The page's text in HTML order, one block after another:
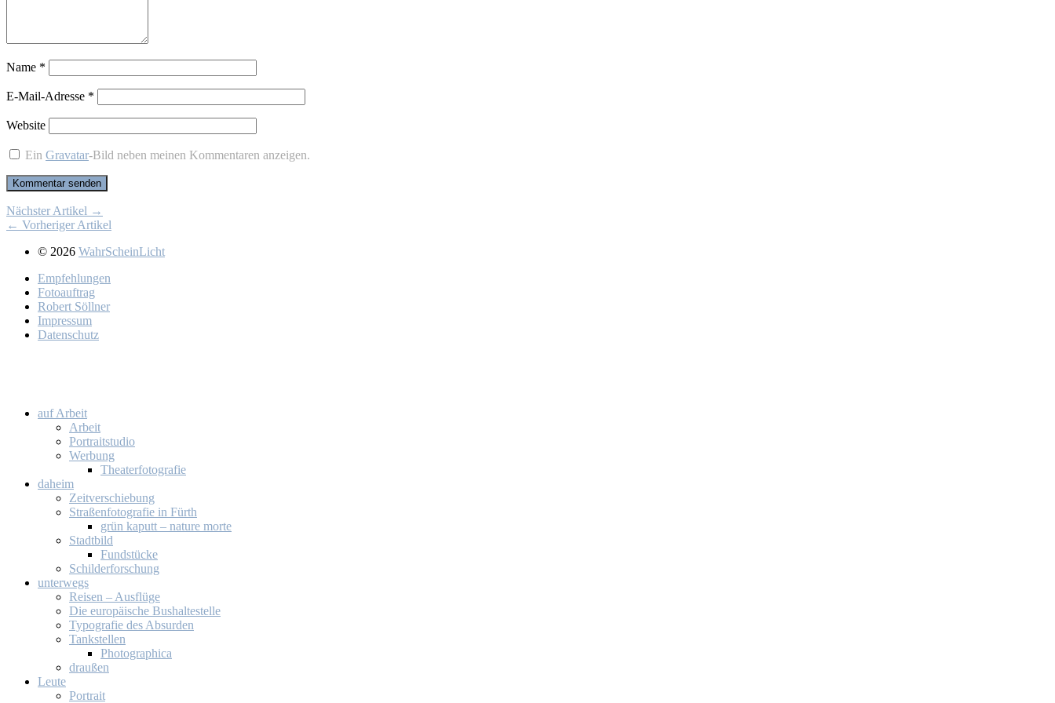
Name *
E-Mail-Adresse *
Website
EinGravatar-Bild neben meinen Kommentaren anzeigen.
Nächster Artikel →
← Vorheriger Artikel
© 2026 WahrScheinLicht
Emp­feh­lun­gen
Fo­to­auf­trag
Ro­bert Söll­ner
Im­pres­sum
Da­ten­schutz
auf Ar­beit
Ar­beit
Por­trait­stu­dio
Wer­bung
Thea­ter­fo­to­gra­fie
da­heim
Zeit­ver­schie­bung
Stra­ßen­fo­to­gra­fie in Fürth
grün ka­putt – na­tu­re mor­te
Stadt­bild
Fund­stü­cke
Schil­der­for­schung
un­ter­wegs
Rei­sen – Aus­flü­ge
Die eu­ro­päi­sche Bus­hal­te­stel­le
Ty­po­gra­fie des Ab­sur­den
Tank­stel­len
Pho­to­gra­phi­ca
drau­ßen
Leu­te
Por­trait